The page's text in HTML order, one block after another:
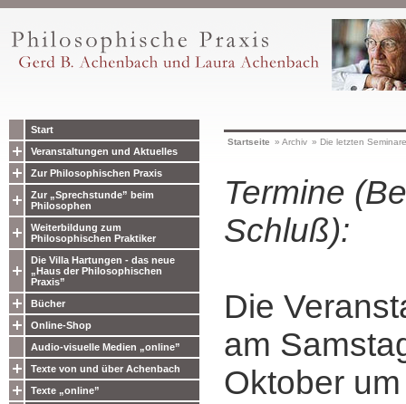
Start
Veranstaltungen und Aktuelles
Zur Philosophischen Praxis
Zur „Sprechstunde” beim
Philosophen
Weiterbildung zum
Philosophischen Praktiker
Die Villa Hartungen - das neue
„Haus der Philosophischen
Praxis”
Bücher
Online-Shop
Audio-visuelle Medien „online”
Texte von und über Achenbach
Texte „online”
Startseite » Archiv » Die letzten Seminare
Termine
Schluß):
Die
am
Oktober